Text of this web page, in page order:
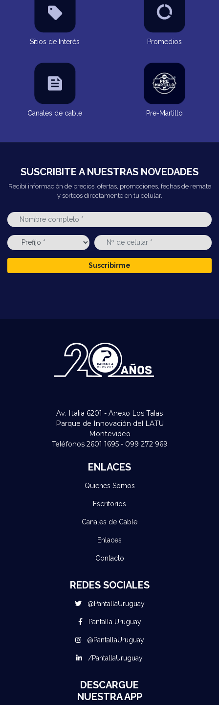
Sitios de Interés Promedios
Canales de cable Pre-Martillo
SUSCRIBITE A NUESTRAS NOVEDADES
Recibí información de precios, ofertas, promociones, fechas de remate
y sorteos directamente en tu celular.
Suscribirme
Av. Italia 6201 - Anexo Los Talas
Parque de Innovación del LATU
Montevideo
Teléfonos 2601 1695 - 099 272 969
ENLACES
Quienes Somos
Escritorios
Canales de Cable
Enlaces
Contacto
REDES SOCIALES
@PantallaUruguay
Pantalla Uruguay
@PantallaUruguay
/PantallaUruguay
DESCARGUE
NUESTRA APP